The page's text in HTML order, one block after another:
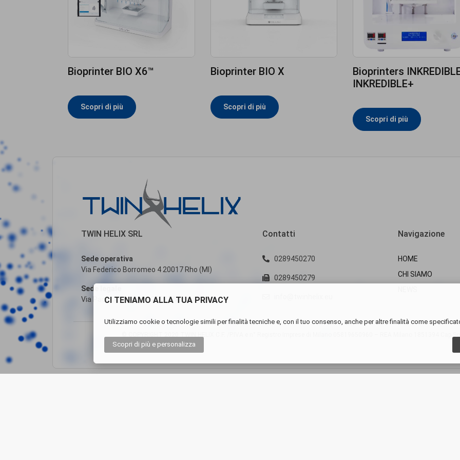
Bioprinter BIO X6™
Scopri di più
Bioprinter BIO X
Scopri di più
Bioprinters
INKREDIBLE+
Scopri di più
TWIN HELIX SRL
Sede operativa
Via Federico Borromeo 4 20017 Rho (MI)
Sede legale
Via Paolo Andreani, 6 20122 Milano (MI)
Contatti
0289450270
0289450279
Navigazione
HOME
CHI SIAMO
CI TENIAMO ALLA TUA PRIVACY
Utilizziamo cookie o tecnologie simili per finalità tecniche e, con il tuo consenso, anche per altre finalità come
Scopri di più e personalizza